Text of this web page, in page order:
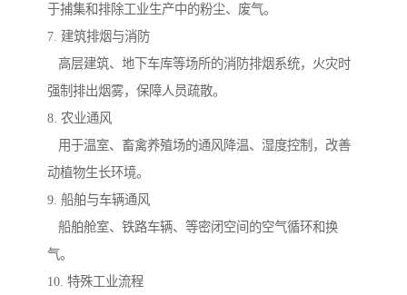
于捕集和排除工业生产中的粉尘、废气。
7. 建筑排烟与消防
高层建筑、地下车库等场所的消防排烟系统，火灾时
强制排出烟雾，保障人员疏散。
8. 农业通风
用于温室、畜禽养殖场的通风降温、湿度控制，改善
动植物生长环境。
9. 船舶与车辆通风
船舶舱室、铁路车辆、等密闭空间的空气循环和换
气。
10. 特殊工业流程